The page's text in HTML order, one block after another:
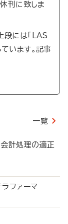
刊に致しま
には「LAS
います。記事
一覧
計処理の適正
ファーマ